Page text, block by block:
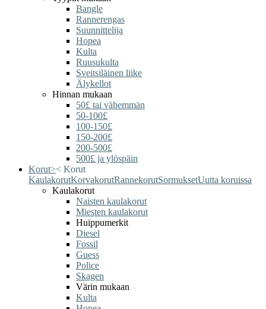
Bangle
Rannerengas
Suunnittelija
Hopea
Kulta
Ruusukulta
Sveitsiläinen liike
Älykellot
Hinnan mukaan
50£ tai vähemmän
50-100£
100-150£
150-200£
200-500£
500£ ja ylöspäin
Korut>< Korut
KaulakorutKorvakorutRannekorutSormuksetUutta koruissa
Kaulakorut
Naisten kaulakorut
Miesten kaulakorut
Huippumerkit
Diesel
Fossil
Guess
Police
Skagen
Värin mukaan
Kulta